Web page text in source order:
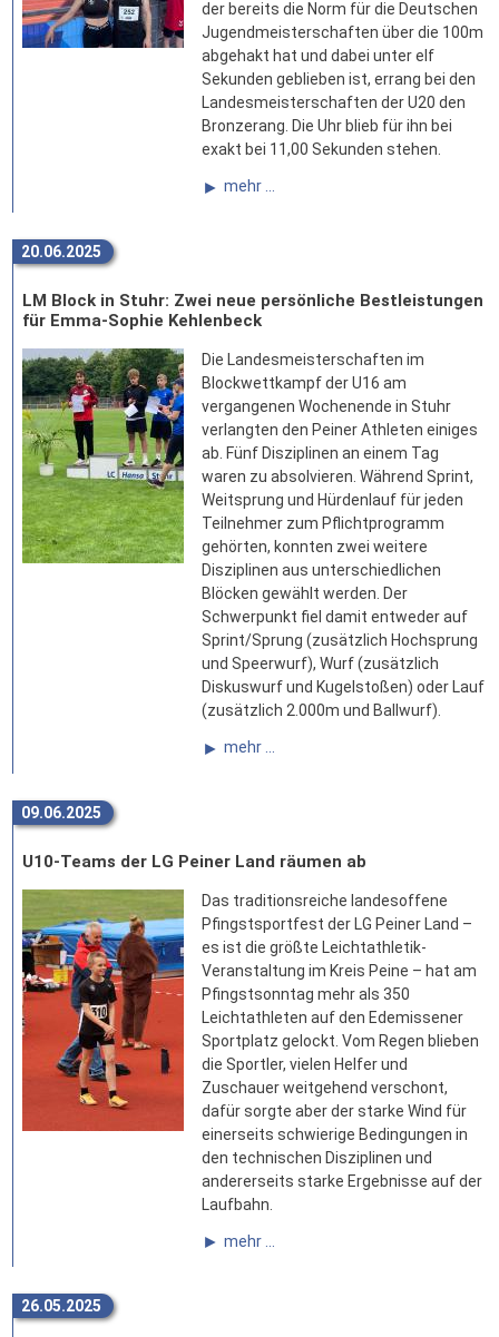
der bereits die Norm für die Deutschen
Jugendmeisterschaften über die 100m
abgehakt hat und dabei unter elf
Sekunden geblieben ist, errang bei den
Landesmeisterschaften der U20 den
Bronzerang. Die Uhr blieb für ihn bei
exakt bei 11,00 Sekunden stehen.
mehr ...
20.06.2025
LM Block in Stuhr: Zwei neue persönliche Bestleistungen
für Emma-Sophie Kehlenbeck
Die Landesmeisterschaften im
Blockwettkampf der U16 am
vergangenen Wochenende in Stuhr
verlangten den Peiner Athleten einiges
ab. Fünf Disziplinen an einem Tag
waren zu absolvieren. Während Sprint,
Weitsprung und Hürdenlauf für jeden
Teilnehmer zum Pflichtprogramm
gehörten, konnten zwei weitere
Disziplinen aus unterschiedlichen
Blöcken gewählt werden. Der
Schwerpunkt fiel damit entweder auf
Sprint/Sprung (zusätzlich Hochsprung
und Speerwurf), Wurf (zusätzlich
Diskuswurf und Kugelstoßen) oder Lauf
(zusätzlich 2.000m und Ballwurf).
mehr ...
09.06.2025
U10-Teams der LG Peiner Land räumen ab
Das traditionsreiche landesoffene
Pfingstsportfest der LG Peiner Land –
es ist die größte Leichtathletik-
Veranstaltung im Kreis Peine – hat am
Pfingstsonntag mehr als 350
Leichtathleten auf den Edemissener
Sportplatz gelockt. Vom Regen blieben
die Sportler, vielen Helfer und
Zuschauer weitgehend verschont,
dafür sorgte aber der starke Wind für
einerseits schwierige Bedingungen in
den technischen Disziplinen und
andererseits starke Ergebnisse auf der
Laufbahn.
mehr ...
26.05.2025